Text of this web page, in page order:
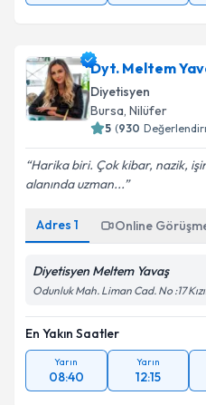
Dyt. Meltem
Diyetisyen
Bursa, Nilüfer
5 (930
Harika biri. Çok kibar, nazik,
alanında uzman...
Adres 1 Online
Diyetisyen Meltem Yavaş
Odunluk Mah. Liman Cad. No :17
En Yakın Saatler
Yarın
08:40
Yarın
12:15